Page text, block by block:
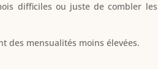
difficiles ou juste de combler les
des mensualités moins élevées.